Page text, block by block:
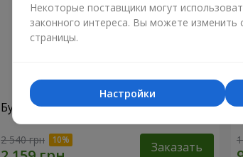
Букет "В восторге от тебя!"
2 540 грн Заказать
Некоторые поставщики могут
законного интереса. Вы можете изменить
страницы.
Настройки